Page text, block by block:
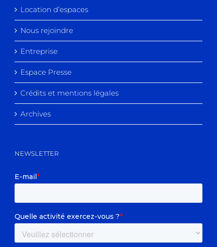
Location d’espaces
Nous rejoindre
Entreprise
Espace Presse
Crédits et mentions légales
Archives
NEWSLETTER